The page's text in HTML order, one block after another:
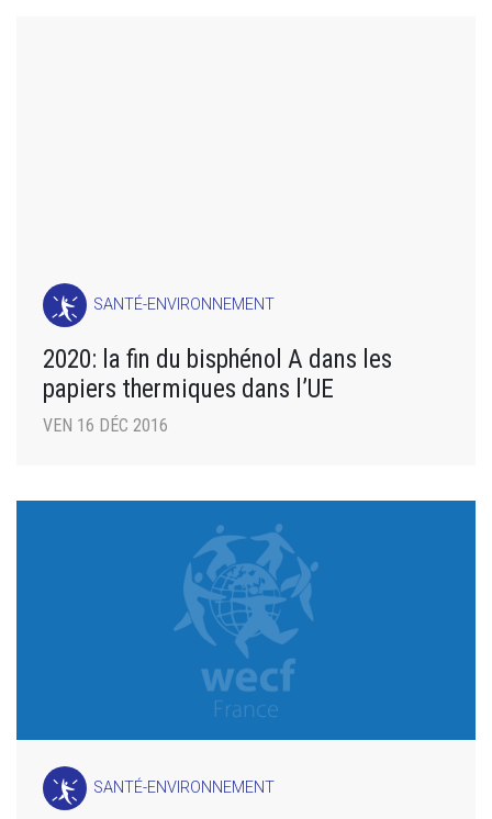
SANTÉ-ENVIRONNEMENT
2020: la fin du bisphénol A dans les
papiers thermiques dans l’UE
VEN 16 DÉC 2016
SANTÉ-ENVIRONNEMENT